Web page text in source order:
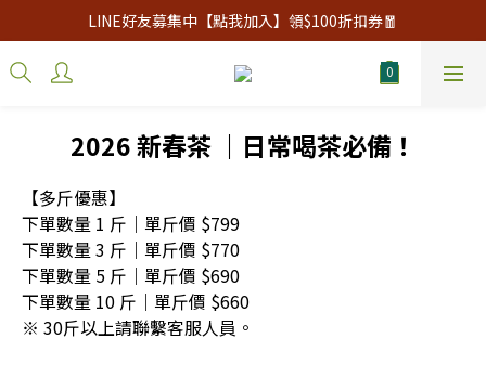
LINE好友募集中【點我加入】領$100折扣券🧧
2026 新春茶 ｜日常喝茶必備！
【多斤優惠】
下單數量 1 斤｜單斤價 $799
下單數量 3 斤｜單斤價 $770
下單數量 5 斤｜單斤價 $690
下單數量 10 斤｜單斤價 $660
※ 30斤以上請聯繫客服人員。